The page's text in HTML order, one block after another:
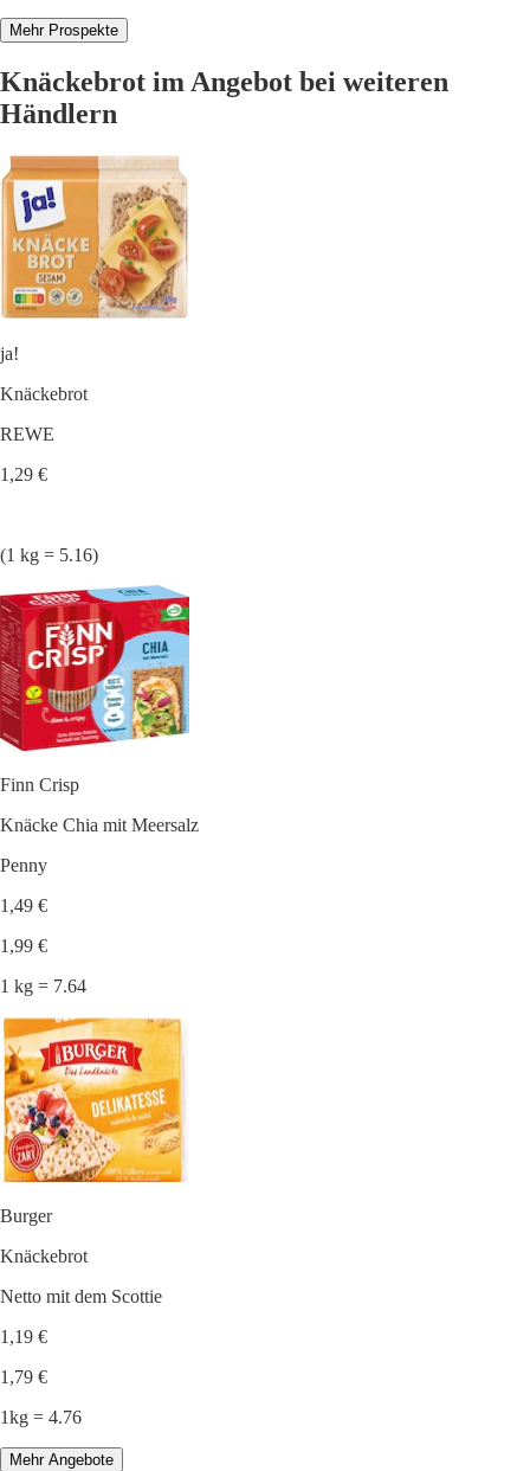
Mehr Prospekte
Knäckebrot im Angebot bei weiteren
Händlern
ja!
Knäckebrot
REWE
1,29 €
(1 kg = 5.16)
Finn Crisp
Knäcke Chia mit Meersalz
Penny
1,49 €
1,99 €
1 kg = 7.64
Burger
Knäckebrot
Netto mit dem Scottie
1,19 €
1,79 €
1kg = 4.76
Mehr Angebote